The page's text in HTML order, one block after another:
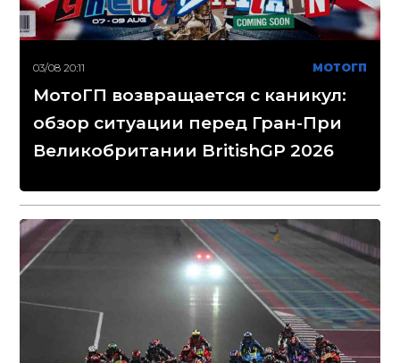
03/08 20:11 МОТОГП
МотоГП возвращается с каникул:
обзор ситуации перед Гран-При
Великобритании BritishGP 2026